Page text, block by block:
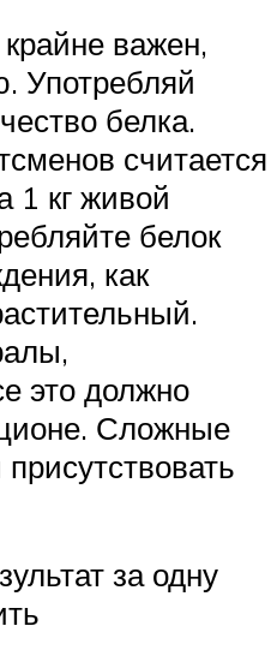
важен,
Употребляй
белка.
считается
1 кг живой
белок
как
это должно
Сложные
за одну